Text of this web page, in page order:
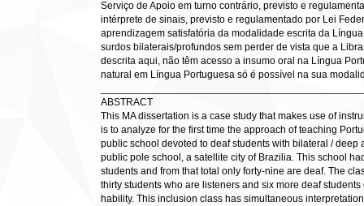
Serviço de Apoio em turno contrário, previsto e
intérprete de sinais, previsto e regulamentado por Lei
aprendizagem satisfatória da modalidade escrita da
surdos bilaterais/profundos sem perder de vista que a
descrita aqui, não têm acesso a insumo oral na Língua
natural em Língua Portuguesa só é possível na sua
ABSTRACT
This MA dissertation is a case study that makes use of
is to analyze for the first time the approach of teaching
public school devoted to deaf students with bilateral /
public pole school, a satellite city of Brazilia. This school
students and from that total only forty-nine are deaf. The
thirty students who are listeners and six more deaf
hability. This inclusion class has simultaneous